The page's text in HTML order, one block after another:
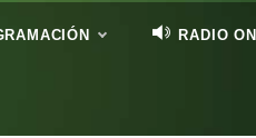
RADIO